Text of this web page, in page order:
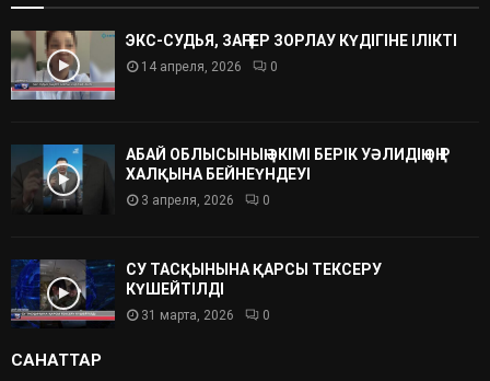
ЭКС-СУДЬЯ, ЗАҢГЕР ЗОРЛАУ КҮДІГІНЕ ІЛІКТІ
14 апреля, 2026 0
АБАЙ ОБЛЫСЫНЫҢ ӘКІМІ БЕРІК УӘЛИДІҢ ӨҢІР
ХАЛҚЫНА БЕЙНЕҮНДЕУІ
3 апреля, 2026 0
СУ ТАСҚЫНЫНА ҚАРСЫ ТЕКСЕРУ
КҮШЕЙТІЛДІ
31 марта, 2026 0
САНАТТАР